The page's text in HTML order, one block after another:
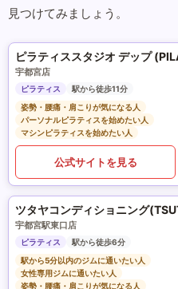
見つけてみましょう。
宇都宮店
ピラティス
駅から徒歩11分
姿勢・腰痛・肩こりが気になる人
パーソナルピラティスを始めたい人
マシンピラティスを始めたい人
公式サイトを見る
宇都宮駅東口店
ピラティス
駅から徒歩6分
駅から5分以内のジムに通いたい人
女性専用ジムに通いたい人
姿勢・腰痛・肩こりが気になる人